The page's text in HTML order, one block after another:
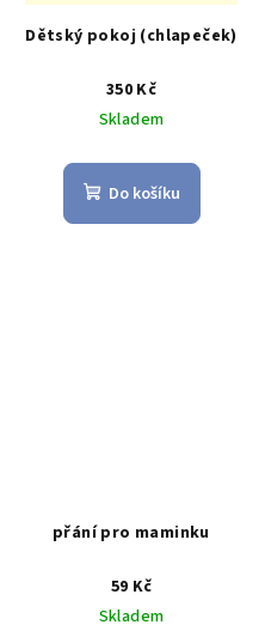
Dětský pokoj (chlapeček)
350 Kč
Skladem
Do košíku
přání pro maminku
59 Kč
Skladem